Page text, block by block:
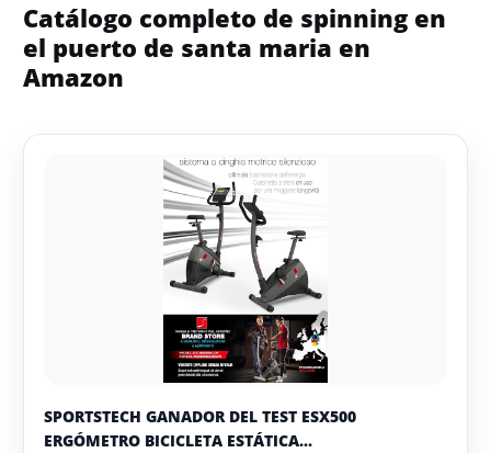
Catálogo completo de spinning en
el puerto de santa maria en
Amazon
SPORTSTECH GANADOR DEL TEST ESX500
ERGÓMETRO BICICLETA ESTÁTICA...